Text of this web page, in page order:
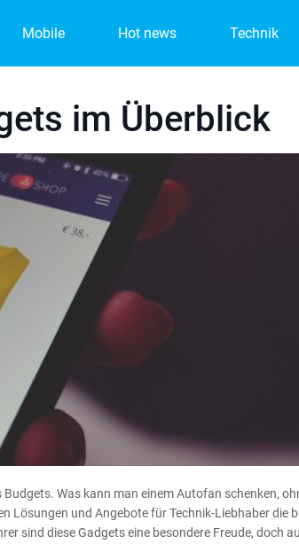
Mobile Hot news Technik
im Überblick
Was kann man einem Autofan schenken,
Lösungen und Angebote für Technik-Liebhaber die
sind diese Gadgets eine besondere Freude, doch